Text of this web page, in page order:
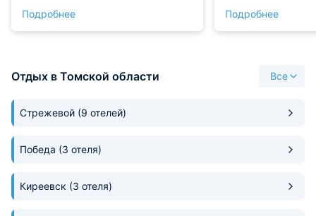
Проживанием остались
довольны!
Подробнее
полностью
в наличии.
Подробнее
Отдых в Томской области Все
Стрежевой (9 отелей)
Победа (3 отеля)
Киреевск (3 отеля)